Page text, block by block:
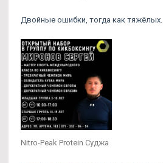
Двойные ошибки, тогда как тяжёлых.
Nitro-Peak Protein Суджа